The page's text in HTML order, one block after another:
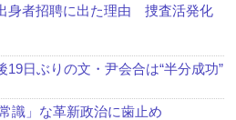
身者招聘に出た理由 捜査活発化
19日ぶりの文・尹会合は“半分成功”
識」な革新政治に歯止め